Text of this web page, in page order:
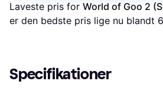
Laveste pris for World of Goo 2
er den bedste pris lige nu blandt 6
Specifikationer